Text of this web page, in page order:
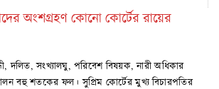
অংশগ্রহণ কোনো কোর্টের রায়ের
দলিত, সংখ্যালঘু, পরিবেশ বিষয়ক, নারী অধিকার
বহু শতকের ফল। সুপ্রিম কোর্টের মুখ্য বিচারপতির